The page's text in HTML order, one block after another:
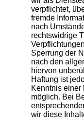
verpflichtet,
fremde
nach
rechtswidrige
Sperrung der
nach den
hiervon
Haftung ist
Kenntnis einer
möglich. Bei
wir diese